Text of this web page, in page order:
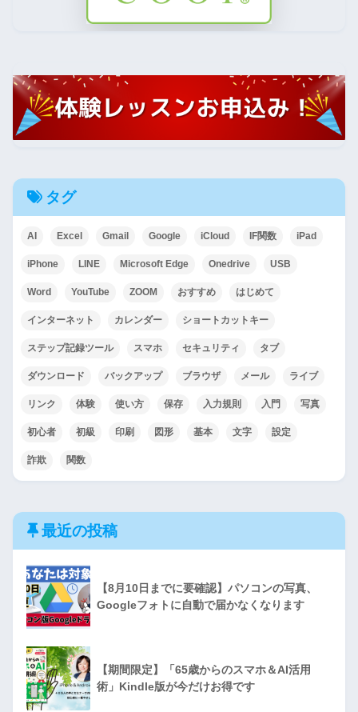
タグ
AI Excel Gmail Google iCloud IF関数 iPad
iPhone LINE Microsoft Edge Onedrive USB
Word YouTube ZOOM おすすめ はじめて
インターネット カレンダー ショートカットキー
ステップ記録ツール スマホ セキュリティ タブ
ダウンロード バックアップ ブラウザ メール ライブ
リンク 体験 使い方 保存 入力規則 入門 写真
初心者 初級 印刷 図形 基本 文字 設定
詐欺 関数
最近の投稿
【8月10日までに要確認】パソコンの写真、
Googleフォトに自動で届かなくなります
【期間限定】「65歳からのスマホ＆AI活用
術」Kindle版が今だけお得です